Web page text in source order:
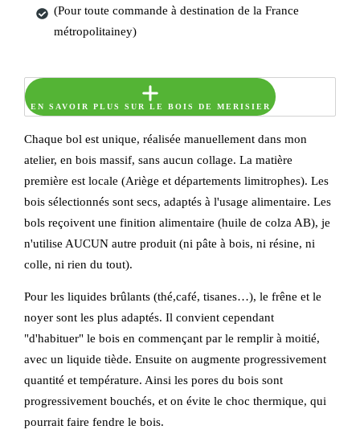
(Pour toute commande à destination de la France
métropolitainey)
EN SAVOIR PLUS SUR LE BOIS DE MERISIER
Chaque bol est unique, réalisée manuellement dans mon
atelier, en bois massif, sans aucun collage. La matière
première est locale (Ariège et départements limitrophes). Les
bois sélectionnés sont secs, adaptés à l'usage alimentaire. Les
bols reçoivent une finition alimentaire (huile de colza AB), je
n'utilise AUCUN autre produit (ni pâte à bois, ni résine, ni
colle, ni rien du tout).
Pour les liquides brûlants (thé,café, tisanes…), le frêne et le
noyer sont les plus adaptés. Il convient cependant
"d'habituer" le bois en commençant par le remplir à moitié,
avec un liquide tiède. Ensuite on augmente progressivement
quantité et température. Ainsi les pores du bois sont
progressivement bouchés, et on évite le choc thermique, qui
pourrait faire fendre le bois.